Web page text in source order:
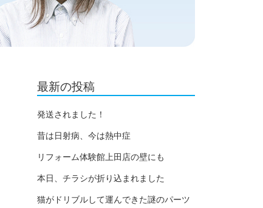
最新の投稿
発送されました！
昔は日射病、今は熱中症
リフォーム体験館上田店の壁にも
本日、チラシが折り込まれました
猫がドリブルして運んできた謎のパーツ